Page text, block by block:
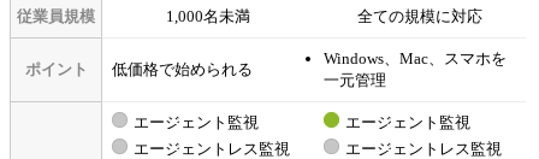
従業員規模 1,000名未満 全ての規模に対応
ポイント 低価格で始められる
Windows、Mac、スマホを
一元管理
エージェント監視
エージェントレス監視
エージェント監視
エージェントレス監視